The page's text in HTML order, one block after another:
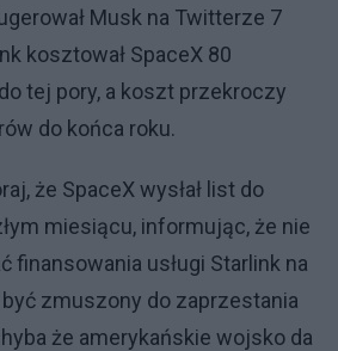
Musk na Twitterze 7
kosztował SpaceX 80
tej pory, a koszt przekroczy
do końca roku.
że SpaceX wysłał list do
miesiącu, informując, że nie
finansowania usługi Starlink na
zmuszony do zaprzestania
że amerykańskie wojsko da